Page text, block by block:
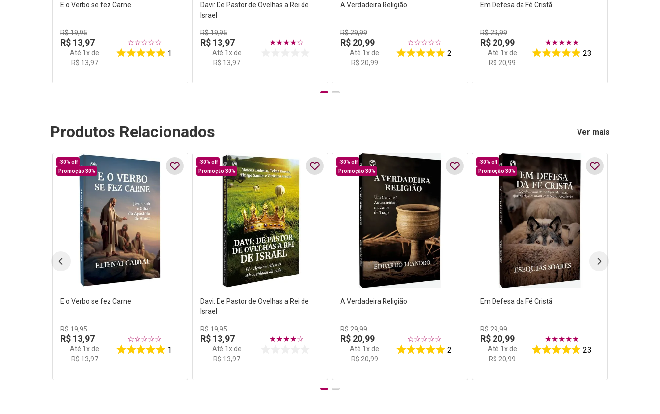
E o Verbo se fez Carne
R$19,95
R$ 13,97
Até 1 x de
R$ 13,97
☆☆☆☆☆
1
Davi: De Pastor de Ovelhas a Rei de
Israel
R$19,95
R$ 13,97
Até 1 x de
R$ 13,97
★★★★☆
A Verdadeira Religião
R$29,99
R$ 20,99
Até 1 x de
R$ 20,99
☆☆☆☆☆
2
Em Defesa da Fé Cristã
R$29,99
R$ 20,99
Até 1 x de
R$ 20,99
★★★★★
23
Produtos Relacionados Ver mais
-30% off
Promoção 30%
E o Verbo se fez Carne
R$19,95
R$ 13,97
Até 1 x de
R$ 13,97
☆☆☆☆☆
1
-30% off
Promoção 30%
Davi: De Pastor de Ovelhas a Rei de
Israel
R$19,95
R$ 13,97
Até 1 x de
R$ 13,97
★★★★☆
-30% off
Promoção 30%
A Verdadeira Religião
R$29,99
R$ 20,99
Até 1 x de
R$ 20,99
☆☆☆☆☆
2
-30% off
Promoção 30%
Em Defesa da Fé Cristã
R$29,99
R$ 20,99
Até 1 x de
R$ 20,99
★★★★★
23